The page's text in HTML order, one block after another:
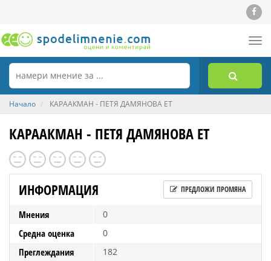
Начало КАРААКМАН - ПЕТЯ ДАМЯНОВА ЕТ
КАРААКМАН - ПЕТЯ ДАМЯНОВА ЕТ
ИНФОРМАЦИЯ ПРЕДЛОЖИ ПРОМЯНА
Мнения 0
Средна оценка 0
Преглеждания 182